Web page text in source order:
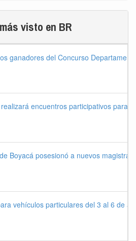
visto en BR
ganadores del Concurso
encuentros participativos para
Boyacá posesionó a nuevos
vehículos particulares del 3 al 6 de